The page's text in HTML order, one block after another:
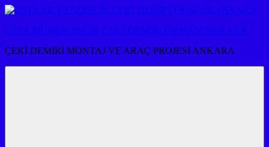
İçeriğe
USTA MÜHENDİSLİK ÇEKİ DEMİRİ FİRMASI ANKARA
ÇEKİ DEMİRİ MONTAJ VE ARAÇ PROJESİ ANKARA